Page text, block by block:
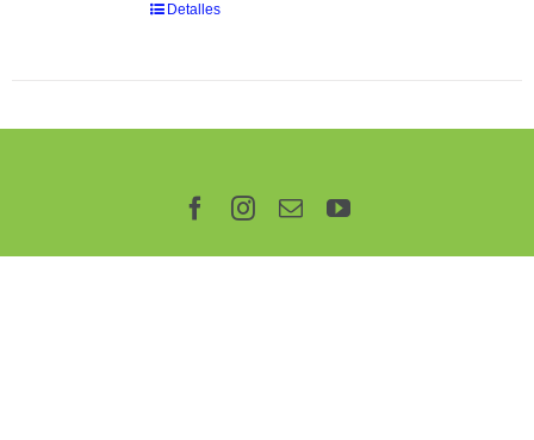
Detalles
Facebook
Instagram
CorreoYouTube